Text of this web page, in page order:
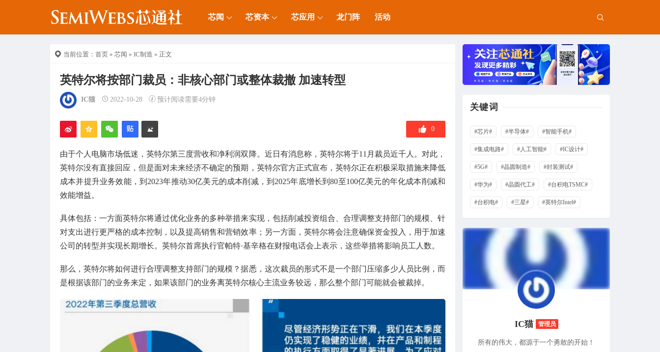
芯闻 芯资本 芯应用 龙门阵 活动
当前位置： 首页 » 芯闻 » IC制造 » 正文
英特尔将按部门裁员：非核心部门或整体裁撤 加速转型
IC猫 2022-10-28 预计阅读需要4分钟
0
由于个人电脑市场低迷，英特尔第三度营收和净利润双降。近日有消息称，英特尔将于11月裁员近千人。对此，
英特尔没有直接回应，但是面对未来经济不确定的预期，英特尔官方正式宣布，英特尔正在积极采取措施来降低
成本并提升业务效能，到2023年推动30亿美元的成本削减，到2025年底增长到80至100亿美元的年化成本削减和
效能增益。
具体包括：一方面英特尔将通过优化业务的多种举措来实现，包括削减投资组合、合理调整支持部门的规模、针
对支出进行更严格的成本控制，以及提高销售和营销效率；另一方面，英特尔将会注意确保资金投入，用于加速
公司的转型并实现长期增长。英特尔首席执行官帕特·基辛格在财报电话会上表示，这些举措将影响员工人数。
那么，英特尔将如何进行合理调整支持部门的规模？据悉，这次裁员的形式不是一个部门压缩多少人员比例，而
是根据该部门的业务来定，如果该部门的业务离英特尔核心主流业务较远，那么整个部门可能就会被裁掉。
关键词
#芯片# #半导体# #智能手机#
#集成电路# #人工智能# #IC设计#
#5G# #晶圆制造# #封装测试#
#华为# #晶圆代工# #台积电TSMC#
#台积电# #三星# #英特尔Intel#
IC猫 管理员
所有的伟大，都源于一个勇敢的开始！